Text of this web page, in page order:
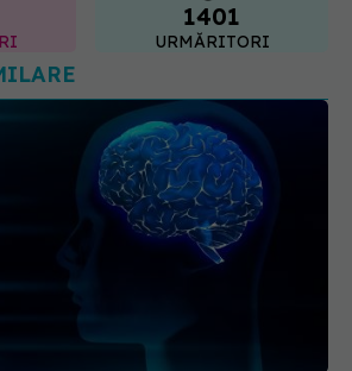
1401
URMĂRITORI